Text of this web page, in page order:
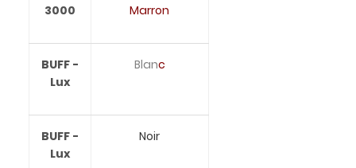
3000 Marron
BUFF -
Lux
Blanc
BUFF -
Lux
Noir